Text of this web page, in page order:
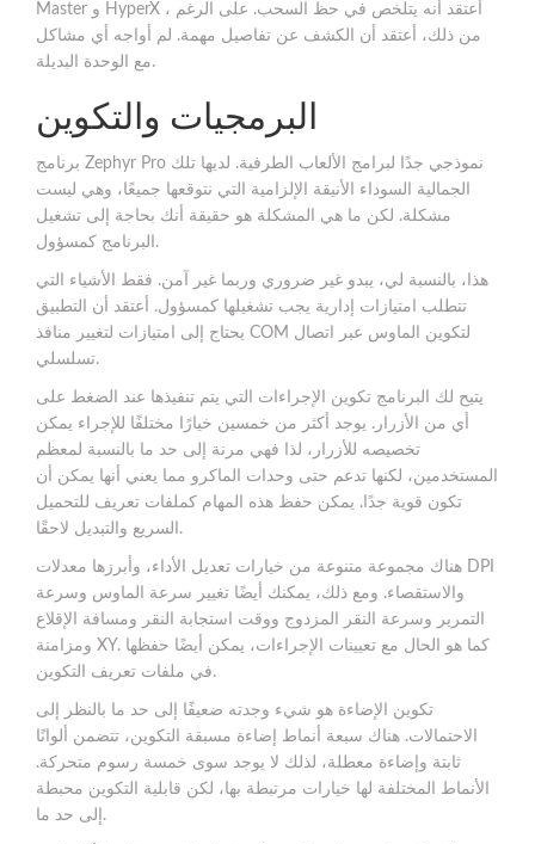
Master و HyperX ، أعتقد أنه يتلخص في حظ السحب. على الرغم
من ذلك، أعتقد أن الكشف عن تفاصيل مهمة. لم أواجه أي مشاكل
مع الوحدة البديلة.
البرمجيات والتكوين
برنامج Zephyr Pro نموذجي جدًا لبرامج الألعاب الطرفية. لديها تلك
الجمالية السوداء الأنيقة الإلزامية التي نتوقعها جميعًا، وهي ليست
مشكلة. لكن ما هي المشكلة هو حقيقة أنك بحاجة إلى تشغيل
البرنامج كمسؤول.
هذا، بالنسبة لي، يبدو غير ضروري وربما غير آمن. فقط الأشياء التي
تتطلب امتيازات إدارية يجب تشغيلها كمسؤول. أعتقد أن التطبيق
يحتاج إلى امتيازات لتغيير منافذ COM لتكوين الماوس عبر اتصال
تسلسلي.
يتيح لك البرنامج تكوين الإجراءات التي يتم تنفيذها عند الضغط على
أي من الأزرار. يوجد أكثر من خمسين خيارًا مختلفًا للإجراء يمكن
تخصيصه للأزرار، لذا فهي مرنة إلى حد ما بالنسبة لمعظم
المستخدمين، لكنها تدعم حتى وحدات الماكرو مما يعني أنها يمكن أن
تكون قوية جدًا. يمكن حفظ هذه المهام كملفات تعريف للتحميل
السريع والتبديل لاحقًا.
هناك مجموعة متنوعة من خيارات تعديل الأداء، وأبرزها معدلات DPI
والاستقصاء. ومع ذلك، يمكنك أيضًا تغيير سرعة الماوس وسرعة
التمرير وسرعة النقر المزدوج ووقت استجابة النقر ومسافة الإقلاع
ومزامنة XY. كما هو الحال مع تعيينات الإجراءات، يمكن أيضًا حفظها
في ملفات تعريف التكوين.
تكوين الإضاءة هو شيء وجدته ضعيفًا إلى حد ما بالنظر إلى
الاحتمالات. هناك سبعة أنماط إضاءة مسبقة التكوين، تتضمن ألوانًا
ثابتة وإضاءة معطلة، لذلك لا يوجد سوى خمسة رسوم متحركة.
الأنماط المختلفة لها خيارات مرتبطة بها، لكن قابلية التكوين محبطة
إلى حد ما.